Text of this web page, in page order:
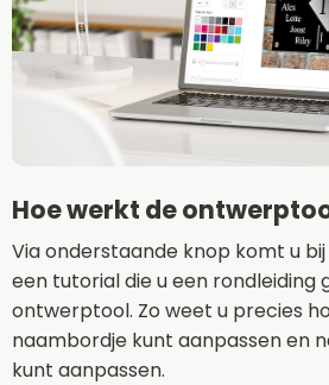
Hoe werkt de
Via onderstaande knop komt u
een tutorial die u een rondleiding
ontwerptool. Zo weet u precies
naambordje kunt aanpassen en
kunt aanpassen.